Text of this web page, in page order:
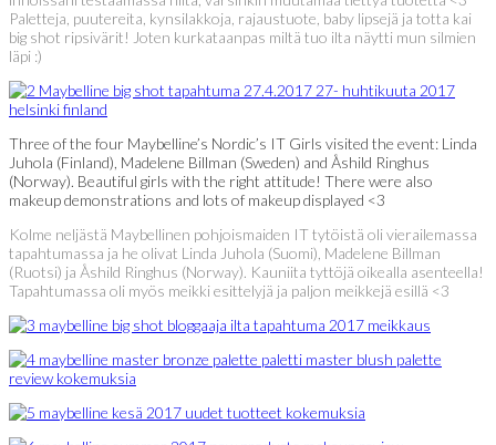
Paletteja, puutereita, kynsilakkoja, rajaustuote, baby lipsejä ja totta kai
big shot ripsivärit! Joten kurkataanpas miltä tuo ilta näytti mun silmien
läpi :)
Three of the four Maybelline’s Nordic’s IT Girls visited the event: Linda
Juhola (Finland), Madelene Billman (Sweden) and Åshild Ringhus
(Norway). Beautiful girls with the right attitude! There were also
makeup demonstrations and lots of makeup displayed <3
Kolme neljästä Maybellinen pohjoismaiden IT tytöistä oli vierailemassa
tapahtumassa ja he olivat Linda Juhola (Suomi), Madelene Billman
(Ruotsi) ja Åshild Ringhus (Norway). Kauniita tyttöjä oikealla asenteella!
Tapahtumassa oli myös meikki esittelyjä ja paljon meikkejä esillä <3